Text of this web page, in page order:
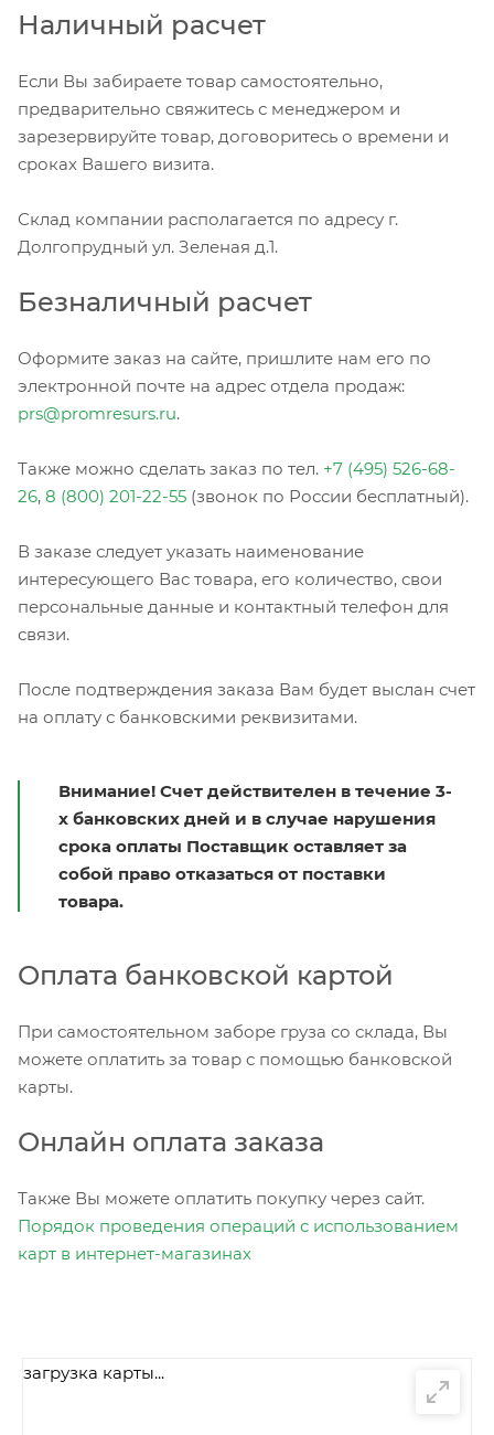
Наличный расчет
Если Вы забираете товар самостоятельно,
предварительно свяжитесь с менеджером и
зарезервируйте товар, договоритесь о времени и
сроках Вашего визита.
Склад компании располагается по адресу г.
Долгопрудный ул. Зеленая д.1.
Безналичный расчет
Оформите заказ на сайте, пришлите нам его по
электронной почте на адрес отдела продаж:
prs@promresurs.ru.
Также можно сделать заказ по тел. +7 (495) 526-68-
26, 8 (800) 201-22-55 (звонок по России бесплатный).
В заказе следует указать наименование
интересующего Вас товара, его количество, свои
персональные данные и контактный телефон для
связи.
После подтверждения заказа Вам будет выслан счет
на оплату с банковскими реквизитами.
Внимание! Счет действителен в течение 3-
х банковских дней и в случае нарушения
срока оплаты Поставщик оставляет за
собой право отказаться от поставки
товара.
Оплата банковской картой
При самостоятельном заборе груза со склада, Вы
можете оплатить за товар с помощью банковской
карты.
Онлайн оплата заказа
Также Вы можете оплатить покупку через сайт.
Порядок проведения операций с использованием
карт в интернет-магазинах
загрузка карты...